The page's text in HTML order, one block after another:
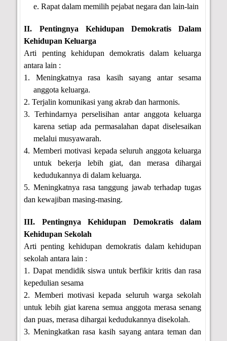
e. Rapat dalam memilih pejabat negara dan lain-lain
II. Pentingnya Kehidupan Demokratis Dalam
Kehidupan Keluarga
Arti penting kehidupan demokratis dalam keluarga
antara lain :
1. Meningkatnya rasa kasih sayang antar sesama
anggota keluarga.
2. Terjalin komunikasi yang akrab dan harmonis.
3. Terhindarnya perselisihan antar anggota keluarga
karena setiap ada permasalahan dapat diselesaikan
melalui musyawarah.
4. Memberi motivasi kepada seluruh anggota keluarga
untuk bekerja lebih giat, dan merasa dihargai
kedudukannya di dalam keluarga.
5. Meningkatnya rasa tanggung jawab terhadap tugas
dan kewajiban masing-masing.
III. Pentingnya Kehidupan Demokratis dalam
Kehidupan Sekolah
Arti penting kehidupan demokratis dalam kehidupan
sekolah antara lain :
1. Dapat mendidik siswa untuk berfikir kritis dan rasa
kepedulian sesama
2. Memberi motivasi kepada seluruh warga sekolah
untuk lebih giat karena semua anggota merasa senang
dan puas, merasa dihargai kedudukannya disekolah.
3. Meningkatkan rasa kasih sayang antara teman dan